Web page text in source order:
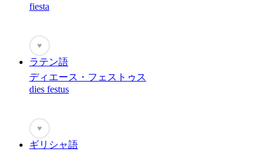
fiesta
♥
ラテン語
ディエース・フェストゥス
dies festus
♥
ギリシャ語